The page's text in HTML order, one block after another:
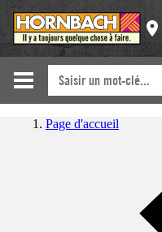
Page d'accueil